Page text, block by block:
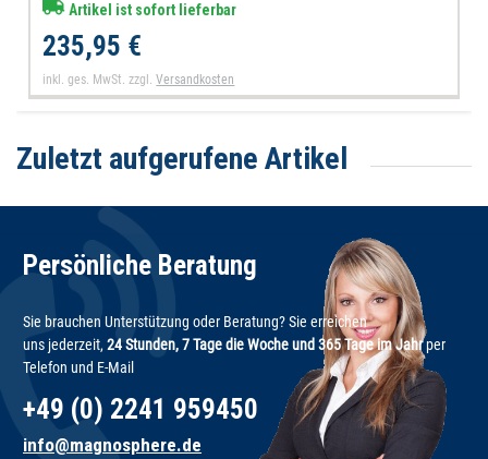
Artikel ist sofort lieferbar
235,95 €
inkl. ges. MwSt. zzgl.Versandkosten
Zuletzt aufgerufene Artikel
Persönliche Beratung
Sie brauchen Unterstützung oder Beratung? Sie erreichen
uns jederzeit,24 Stunden, 7 Tage die Woche und 365 Tage im Jahrper
Telefon und E-Mail
+49 (0) 2241 959450
info@magnosphere.de